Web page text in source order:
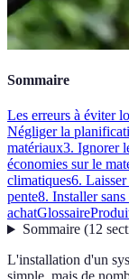
Sommaire
Les erreurs à éviter
Négliger la
matériaux3. Ignorer
économies sur le
climatiques6.
pente8. Installer sans
achatGlossaire
Sommaire(12
L'installation d'un